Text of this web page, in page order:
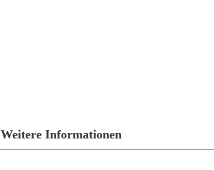
Weitere Informationen